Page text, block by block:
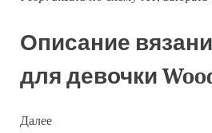
Описание
для девочки
Далее